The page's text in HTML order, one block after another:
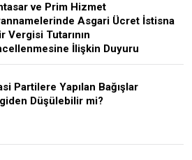
ve Prim Hizmet
Asgari Ücret İstisna
Vergisi Tutarının
İlişkin Duyuru
Partilere Yapılan Bağışlar
Düşülebilir mi?